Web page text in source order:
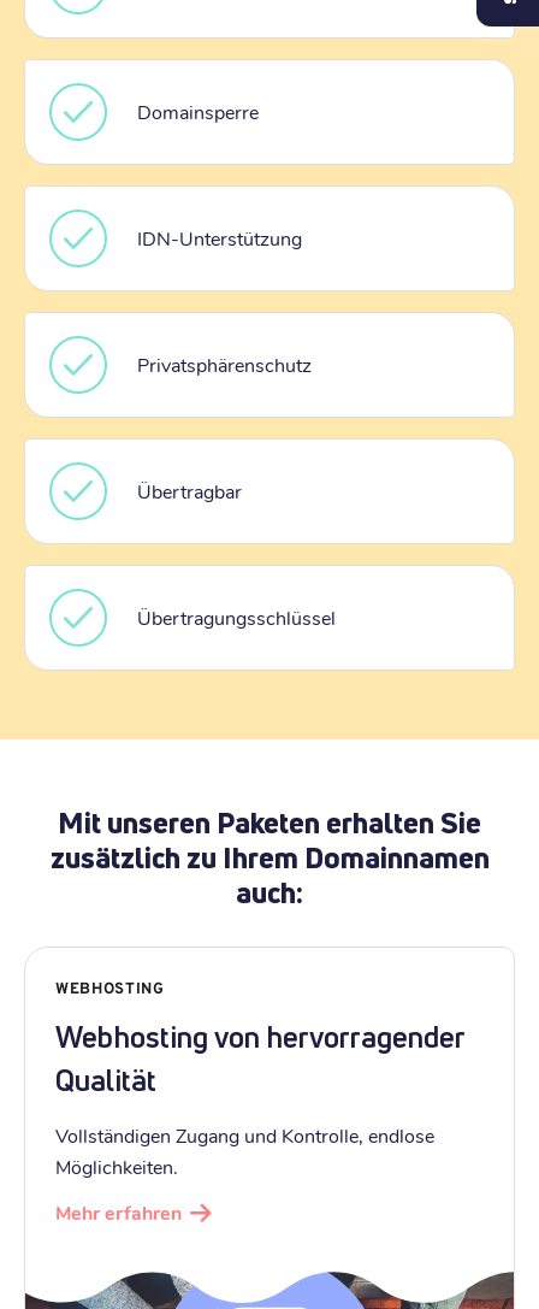
Domainsperre
IDN-Unterstützung
Privatsphärenschutz
Übertragbar
Übertragungsschlüssel
Mit unseren Paketen erhalten Sie
zusätzlich zu Ihrem Domainnamen
auch:
WEBHOSTING
Webhosting von hervorragender
Qualität
Vollständigen Zugang und Kontrolle, endlose
Möglichkeiten.
Mehr erfahren